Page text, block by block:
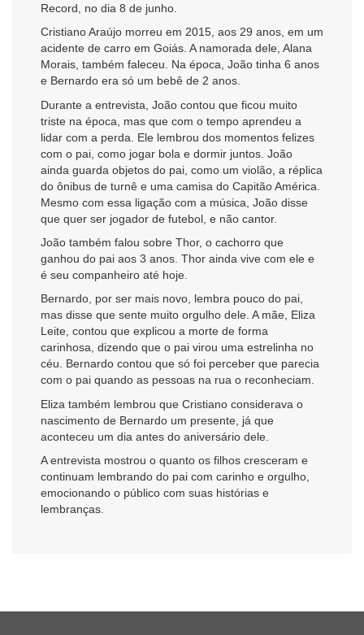
Record, no dia 8 de junho.
Cristiano Araújo morreu em 2015, aos 29 anos, em um
acidente de carro em Goiás. A namorada dele, Alana
Morais, também faleceu. Na época, João tinha 6 anos
e Bernardo era só um bebê de 2 anos.
Durante a entrevista, João contou que ficou muito
triste na época, mas que com o tempo aprendeu a
lidar com a perda. Ele lembrou dos momentos felizes
com o pai, como jogar bola e dormir juntos. João
ainda guarda objetos do pai, como um violão, a réplica
do ônibus de turnê e uma camisa do Capitão América.
Mesmo com essa ligação com a música, João disse
que quer ser jogador de futebol, e não cantor.
João também falou sobre Thor, o cachorro que
ganhou do pai aos 3 anos. Thor ainda vive com ele e
é seu companheiro até hoje.
Bernardo, por ser mais novo, lembra pouco do pai,
mas disse que sente muito orgulho dele. A mãe, Eliza
Leite, contou que explicou a morte de forma
carinhosa, dizendo que o pai virou uma estrelinha no
céu. Bernardo contou que só foi perceber que parecia
com o pai quando as pessoas na rua o reconheciam.
Eliza também lembrou que Cristiano considerava o
nascimento de Bernardo um presente, já que
aconteceu um dia antes do aniversário dele.
A entrevista mostrou o quanto os filhos cresceram e
continuam lembrando do pai com carinho e orgulho,
emocionando o público com suas histórias e
lembranças.